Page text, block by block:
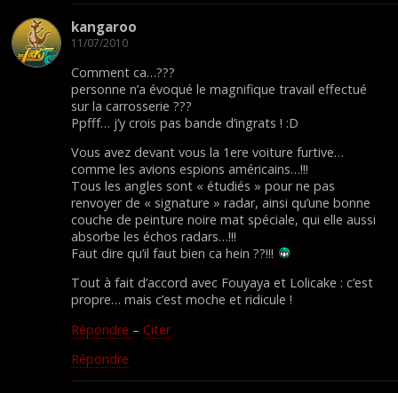
kangaroo
11/07/2010
Comment ca…???
personne n’a évoqué le magnifique travail effectué
sur la carrosserie ???
Ppfff… j’y crois pas bande d’ingrats ! :D
Vous avez devant vous la 1ere voiture furtive…
comme les avions espions américains…!!!
Tous les angles sont « étudiés » pour ne pas
renvoyer de « signature » radar, ainsi qu’une bonne
couche de peinture noire mat spéciale, qui elle aussi
absorbe les échos radars…!!!
Faut dire qu’il faut bien ca hein ??!!!
Tout à fait d’accord avec Fouyaya et Lolicake : c’est
propre… mais c’est moche et ridicule !
Répondre – Citer
Répondre